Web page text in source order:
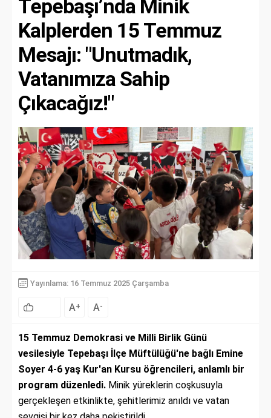
Tepebaşı’nda Minik
Kalplerden 15 Temmuz
Mesajı: "Unutmadık,
Vatanımıza Sahip
Çıkacağız!"
Yayınlama: 16 Temmuz 2025 Çarşamba
A+ A-
15 Temmuz Demokrasi ve Milli Birlik Günü
vesilesiyle Tepebaşı İlçe Müftülüğü'ne bağlı Emine
Soyer 4-6 yaş Kur'an Kursu öğrencileri, anlamlı bir
program düzenledi. Minik yüreklerin coşkusuyla
gerçekleşen etkinlikte, şehitlerimiz anıldı ve vatan